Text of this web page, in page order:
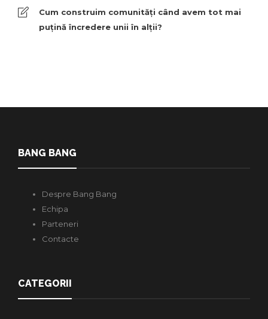
Cum construim comunități când avem tot mai
puțină încredere unii în alții?
BANG BANG
Despre Bang Bang
Echipa
Parteneri
Contacte
CATEGORII